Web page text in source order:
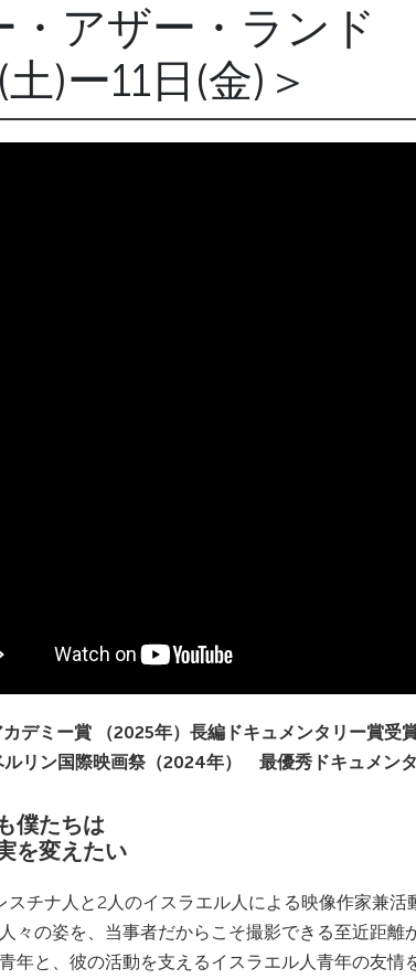
・アザー・ランド
)ー11日(金)＞
デミー賞 （2025年）長編ドキュメンタリー賞受
リン国際映画祭（2024年） 最優秀ドキュメン
僕たちは
を変えたい
スチナ人と2人のイスラエル人による映像作家兼
々の姿を、当事者だからこそ撮影できる至近距
年と、彼の活動を支えるイスラエル人青年の友